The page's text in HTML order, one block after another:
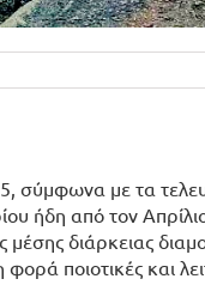
σύμφωνα με τα
ήδη από τον
διάρκειας
ποιοτικές και